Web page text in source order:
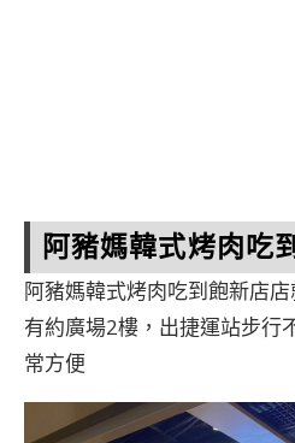
阿豬媽韓式烤肉吃
阿豬媽韓式烤肉吃到飽新店
有約廣場2樓，出捷運站步行
常方便